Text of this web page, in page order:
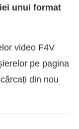
unui format
video F4V
pe pagina
din nou